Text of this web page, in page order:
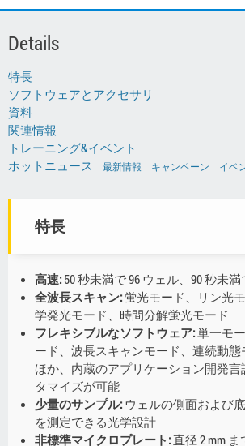
Details
特長
ソフトウェアとアクセサリ
資料
関連情報
トレーニング&イベント
ホットニュース
最新情報 キャンペーン イベ
特長
高速:50 秒未満で 96 ウェル、90 秒未満
全波長スキャン:蛍光モード、リン光
学発光モード、時間分解蛍光モード
フレキシブルなソフトウェア:単一モ
ード、波長スキャンモード、連続動態
ほか、内蔵のアプリケーション開発言
タマイズが可能
少量のサンプル:ウェルの側面および
を測定できる光学設計
非標準マイクロプレート:直径 2 mm